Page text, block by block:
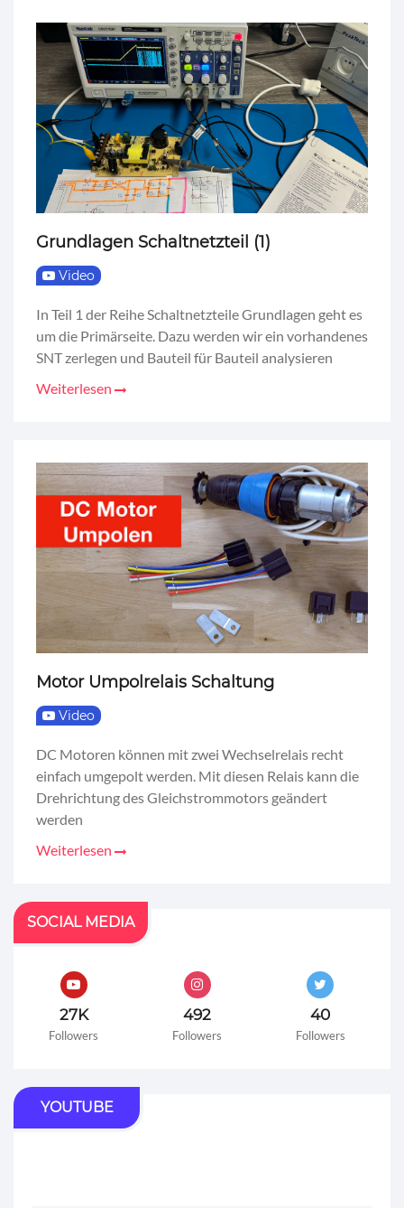
Grundlagen Schaltnetzteil (1)
Video
In Teil 1 der Reihe Schaltnetzteile Grundlagen geht es
um die Primärseite. Dazu werden wir ein vorhandenes
SNT zerlegen und Bauteil für Bauteil analysieren
Weiterlesen
Motor Umpolrelais Schaltung
Video
DC Motoren können mit zwei Wechselrelais recht
einfach umgepolt werden. Mit diesen Relais kann die
Drehrichtung des Gleichstrommotors geändert
werden
Weiterlesen
SOCIAL MEDIA
27K
Followers
492
Followers
40
Followers
YOUTUBE